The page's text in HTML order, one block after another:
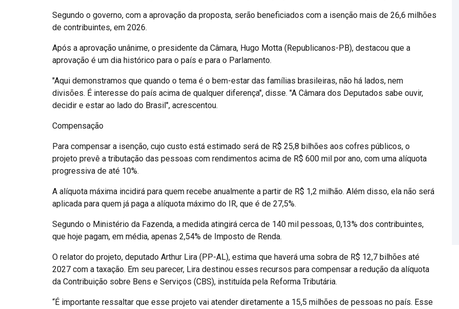
Segundo o governo, com a aprovação da proposta, serão beneficiados com a isenção mais de 26,6 milhões
de contribuintes, em 2026.
Após a aprovação unânime, o presidente da Câmara, Hugo Motta (Republicanos-PB), destacou que a
aprovação é um dia histórico para o país e para o Parlamento.
"Aqui demonstramos que quando o tema é o bem-estar das famílias brasileiras, não há lados, nem
divisões. É interesse do país acima de qualquer diferença", disse. "A Câmara dos Deputados sabe ouvir,
decidir e estar ao lado do Brasil", acrescentou.
Compensação
Para compensar a isenção, cujo custo está estimado será de R$ 25,8 bilhões aos cofres públicos, o
projeto prevê a tributação das pessoas com rendimentos acima de R$ 600 mil por ano, com uma alíquota
progressiva de até 10%.
A alíquota máxima incidirá para quem recebe anualmente a partir de R$ 1,2 milhão. Além disso, ela não será
aplicada para quem já paga a alíquota máximo do IR, que é de 27,5%.
Segundo o Ministério da Fazenda, a medida atingirá cerca de 140 mil pessoas, 0,13% dos contribuintes,
que hoje pagam, em média, apenas 2,54% de Imposto de Renda.
O relator do projeto, deputado Arthur Lira (PP-AL), estima que haverá uma sobra de R$ 12,7 bilhões até
2027 com a taxação. Em seu parecer, Lira destinou esses recursos para compensar a redução da alíquota
da Contribuição sobre Bens e Serviços (CBS), instituída pela Reforma Tributária.
“É importante ressaltar que esse projeto vai atender diretamente a 15,5 milhões de pessoas no país. Esse